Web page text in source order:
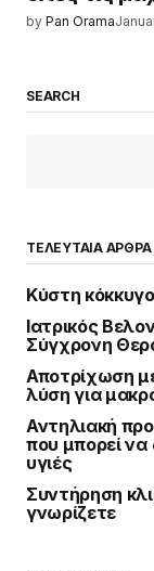
by Pan Orama
SEARCH
ΤΕΛΕΥΤΑΙΑ ΑΡΘΡΑ
Κύστη
Ιατρικός
Σύγχρονη
Αποτρίχωση
λύση για
Αντηλιακή
που μπορεί να
υγιές
Συντήρηση
γνωρίζετε